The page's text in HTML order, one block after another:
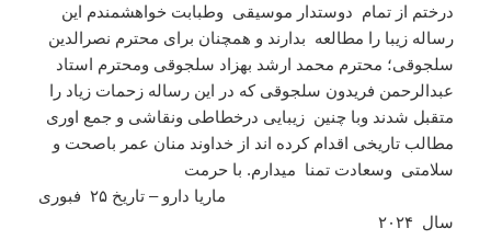
درختم از تمام دوستدار موسیقی وطبابت خواهشمندم این
رساله زیبا را مطالعه بدارند و همچنان برای محترم نصرالدین
سلجوقی؛ محترم محمد ارشد بهزاد سلجوقی ومحترم استاد
عبدالرحمن فریدون سلجوقی که در این رساله زحمات زیاد را
متقبل شدند وبا چنین زیبایی درخطاطی ونقاشی و جمع اوری
مطالب تاریخی اقدام کرده اند از خداوند منان عمر باصحت و
سلامتی وسعادت تمنا میدارم. با حرمت
ماریا دارو – تاریخ ۲۵ فبوری
سال ۲۰۲۴